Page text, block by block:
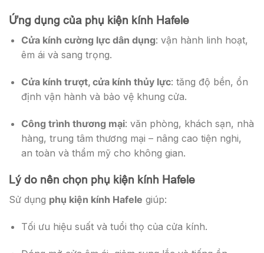
Ứng dụng của phụ kiện kính Hafele
Cửa kính cường lực dân dụng: vận hành linh hoạt,
êm ái và sang trọng.
Cửa kính trượt, cửa kính thủy lực: tăng độ bền, ổn
định vận hành và bảo vệ khung cửa.
Công trình thương mại: văn phòng, khách sạn, nhà
hàng, trung tâm thương mại – nâng cao tiện nghi,
an toàn và thẩm mỹ cho không gian.
Lý do nên chọn phụ kiện kính Hafele
Sử dụng phụ kiện kính Hafele giúp:
Tối ưu hiệu suất và tuổi thọ của cửa kính.